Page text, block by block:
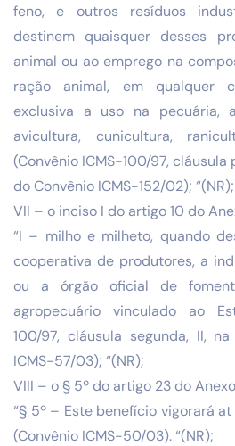
feno, e outros resíduos
destinem quaisquer desses
animal ou ao emprego na
ração animal, em qualquer
exclusiva a uso na pecuária,
avicultura, cunicultura,
(Convênio ICMS-100/97, cláusula
do Convênio ICMS-152/02); “(NR);
VII – o inciso I do artigo 10 do
“I – milho e milheto, quando
cooperativa de produtores, a
ou a órgão oficial de
agropecuário vinculado ao
100/97, cláusula segunda, II,
ICMS-57/03); “(NR);
VIII – o § 5º do artigo 23 do
“§ 5º – Este benefício vigorará
(Convênio ICMS-50/03). “(NR);